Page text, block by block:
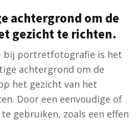
achtergrond om de
gezicht te richten.
bij portretfotografie is het
achtergrond om de
het gezicht van het
Door een eenvoudige of
gebruiken, zoals een effen